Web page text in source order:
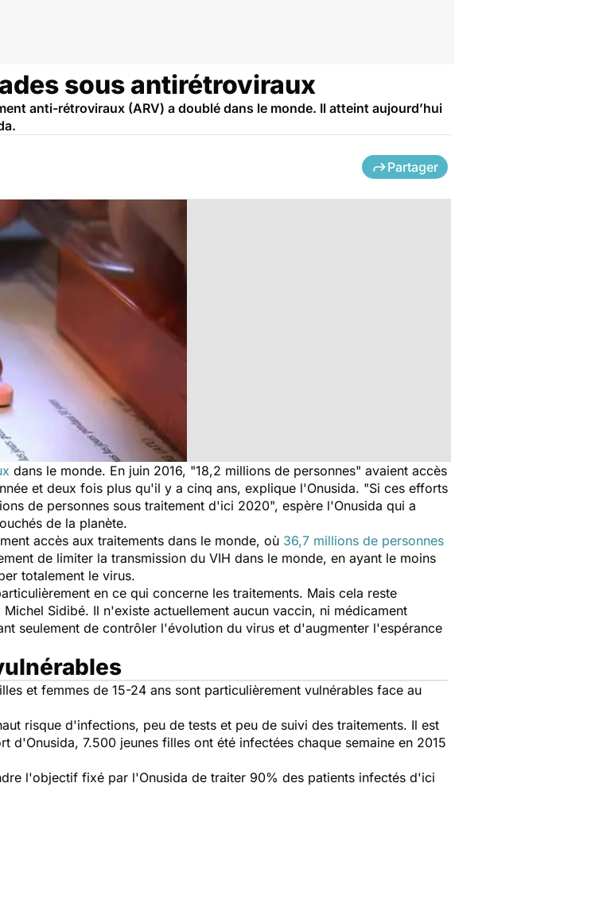
sous antirétroviraux
anti-rétroviraux (ARV) a doublé dans le monde. Il atteint aujourd’hui
Partager
dans le monde. En juin 2016, "18,2 millions de personnes" avaient accès
et deux fois plus qu'il y a cinq ans, explique l'Onusida. "Si ces efforts
de personnes sous traitement d'ici 2020", espère l'Onusida qui a
de la planète.
accès aux traitements dans le monde, où 36,7 millions de personnes
de limiter la transmission du VIH dans le monde, en ayant le moins
totalement le virus.
en ce qui concerne les traitements. Mais cela reste
Sidibé. Il n'existe actuellement aucun vaccin, ni médicament
seulement de contrôler l'évolution du virus et d'augmenter l'espérance
et femmes de 15-24 ans sont particulièrement vulnérables face au
risque d'infections, peu de tests et peu de suivi des traitements. Il est
d'Onusida, 7.500 jeunes filles ont été infectées chaque semaine en 2015
l'objectif fixé par l'Onusida de traiter 90% des patients infectés d'ici